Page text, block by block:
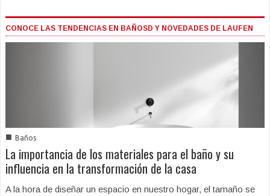
CONOCE LAS TENDENCIAS EN BAÑOSD Y NOVEDADES DE LAUFEN
■ Baños
La importancia de los materiales para el baño y su
influencia en la transformación de la casa
A la hora de diseñar un espacio en nuestro hogar, el tamaño se